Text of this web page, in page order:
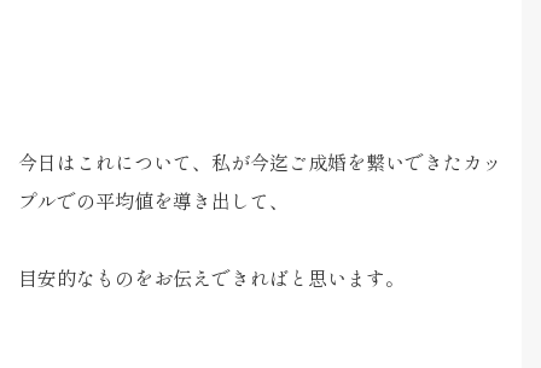
今日はこれについて、私が今迄ご成婚を繋いできたカッ
プルでの平均値を導き出して、
目安的なものをお伝えできればと思います。